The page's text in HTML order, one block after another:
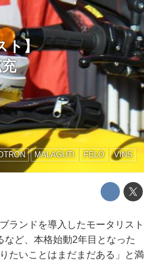
ト】
MALAGUTI FELO VINS
ランドを導入したモータリスト
ど、本格始動2年目となった
たいことはまだまだある」と満